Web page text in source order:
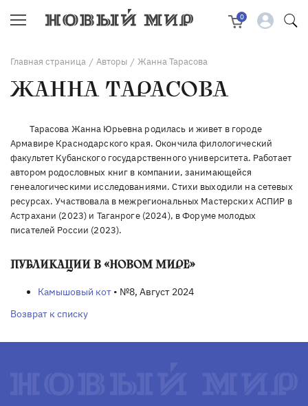
0
Главная страница / Авторы / Жанна Тарасова
ЖАННА ТАРАСОВА
Тарасова Жанна Юрьевна родилась и живет в городе
Армавире Краснодарского края. Окончила филологический
факультет Кубанского государственного университета. Работает
автором родословных книг в компании, занимающейся
генеалогическими исследованиями. Стихи выходили на сетевых
ресурсах. Участвовала в межрегиональных Мастерских АСПИР в
Астрахани (2023) и Таганроге (2024), в Форуме молодых
писателей России (2023).
ПУБЛИКАЦИИ В «НОВОМ МИРЕ»
Камышовый кот • №8, Август 2024
Возврат к списку